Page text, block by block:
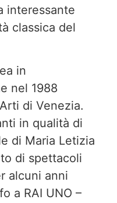
interessante
classica del
in
nel 1988
di Venezia.
in qualità di
di Maria Letizia
di spettacoli
alcuni anni
a RAI UNO –